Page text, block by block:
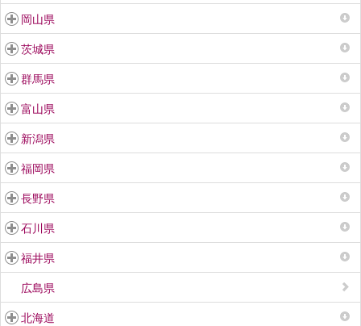
岡山県
茨城県
群馬県
富山県
新潟県
福岡県
長野県
石川県
福井県
広島県
北海道